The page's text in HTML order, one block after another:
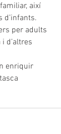
així
d’infants.
per adults
d’altres
enriquir